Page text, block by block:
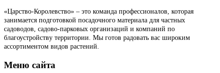
«Царство-Королевство» – это команда профессионалов, которая
занимается подготовкой посадочного материала для частных
садоводов, садово-парковых организаций и компаний по
благоустройству территории. Мы готов радовать вас широким
ассортиментом видов растений.
Меню сайта